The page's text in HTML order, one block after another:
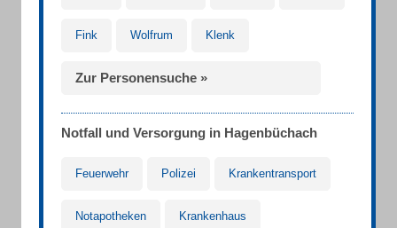
Fink Wolfrum Klenk
Zur Personensuche »
Notfall und Versorgung in Hagenbüchach
Feuerwehr Polizei Krankentransport
Notapotheken Krankenhaus